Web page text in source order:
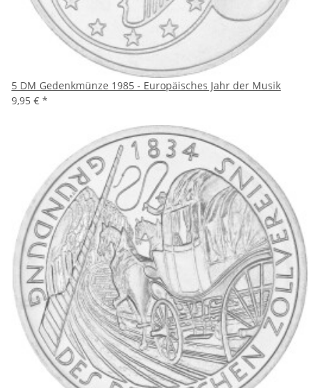
5 DM Gedenkmünze 1985 - Europäisches Jahr der Musik
9,95 € *